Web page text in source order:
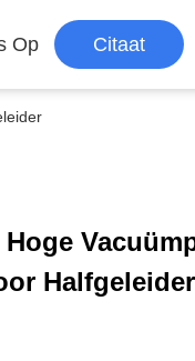
Op Citaat
Halfgeleider